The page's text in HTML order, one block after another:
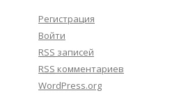
Регистрация
Войти
RSS записей
RSS комментариев
WordPress.org